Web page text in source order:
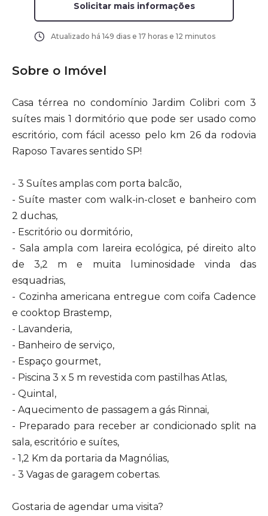
Solicitar mais informações
Atualizado há 149 dias e 17 horas e 12 minutos
Sobre o Imóvel
Casa térrea no condomínio Jardim Colibri com 3
suítes mais 1 dormitório que pode ser usado como
escritório, com fácil acesso pelo km 26 da rodovia
Raposo Tavares sentido SP!
- 3 Suítes amplas com porta balcão,
- Suíte master com walk-in-closet e banheiro com
2 duchas,
- Escritório ou dormitório,
- Sala ampla com lareira ecológica, pé direito alto
de 3,2 m e muita luminosidade vinda das
esquadrias,
- Cozinha americana entregue com coifa Cadence
e cooktop Brastemp,
- Lavanderia,
- Banheiro de serviço,
- Espaço gourmet,
- Piscina 3 x 5 m revestida com pastilhas Atlas,
- Quintal,
- Aquecimento de passagem a gás Rinnai,
- Preparado para receber ar condicionado split na
sala, escritório e suítes,
- 1,2 Km da portaria da Magnólias,
- 3 Vagas de garagem cobertas.
Gostaria de agendar uma visita?